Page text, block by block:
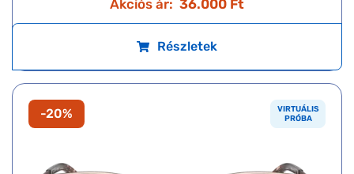
Akciós ár: 36.000 Ft
Részletek
-20%
VIRTUÁLIS
PRÓBA